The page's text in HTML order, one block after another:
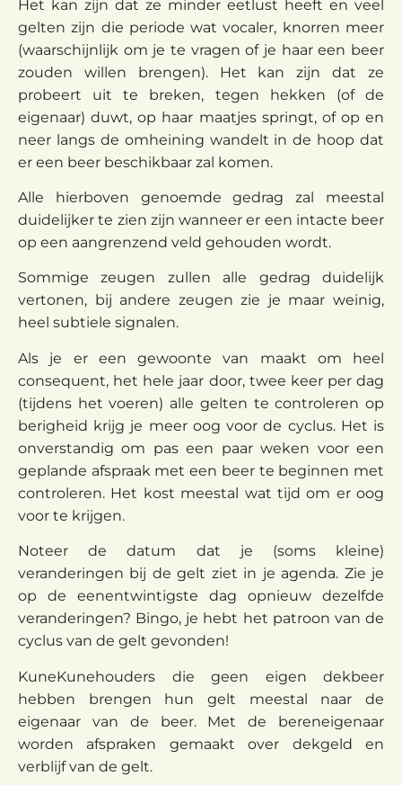
Het kan zijn dat ze minder eetlust heeft en veel
gelten zijn die periode wat vocaler, knorren meer
(waarschijnlijk om je te vragen of je haar een beer
zouden willen brengen). Het kan zijn dat ze
probeert uit te breken, tegen hekken (of de
eigenaar) duwt, op haar maatjes springt, of op en
neer langs de omheining wandelt in de hoop dat
er een beer beschikbaar zal komen.
Alle hierboven genoemde gedrag zal meestal
duidelijker te zien zijn wanneer er een intacte beer
op een aangrenzend veld gehouden wordt.
Sommige zeugen zullen alle gedrag duidelijk
vertonen, bij andere zeugen zie je maar weinig,
heel subtiele signalen.
Als je er een gewoonte van maakt om heel
consequent, het hele jaar door, twee keer per dag
(tijdens het voeren) alle gelten te controleren op
berigheid krijg je meer oog voor de cyclus. Het is
onverstandig om pas een paar weken voor een
geplande afspraak met een beer te beginnen met
controleren. Het kost meestal wat tijd om er oog
voor te krijgen.
Noteer de datum dat je (soms kleine)
veranderingen bij de gelt ziet in je agenda. Zie je
op de eenentwintigste dag opnieuw dezelfde
veranderingen? Bingo, je hebt het patroon van de
cyclus van de gelt gevonden!
KuneKunehouders die geen eigen dekbeer
hebben brengen hun gelt meestal naar de
eigenaar van de beer. Met de bereneigenaar
worden afspraken gemaakt over dekgeld en
verblijf van de gelt.